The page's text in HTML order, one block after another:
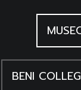
and 4977-
racconto
BENI